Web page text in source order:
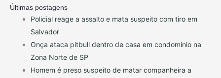
Últimas postagens
Policial reage a assalto e mata suspeito com tiro em
Salvador
Onça ataca pitbull dentro de casa em condomínio na
Zona Norte de SP
Homem é preso suspeito de matar companheira a